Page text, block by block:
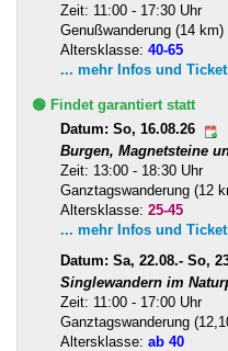
Zeit: 11:00 - 17:30 Uhr
Genußwanderung (14 km)
Altersklasse: 40-65
... mehr Infos und
🟢 Findet garantiert statt
Datum: So, 16.08.26
Burgen, Magnetsteine
Zeit: 13:00 - 18:30 Uhr
Ganztagswanderung (12
Altersklasse: 25-45
... mehr Infos und
Datum: Sa, 22.08.- So,
Singlewandern im
Zeit: 11:00 - 17:00 Uhr
Ganztagswanderung
Altersklasse: ab 40